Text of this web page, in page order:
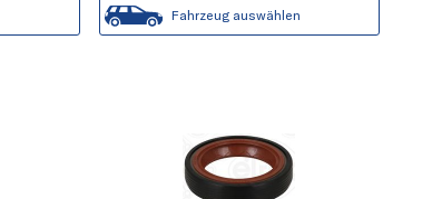
Fahrzeug auswählen